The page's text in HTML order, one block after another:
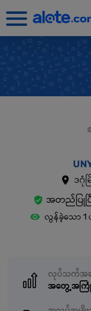
ဒဂုံ
အတည်ပြုပ
လွန်ခဲ့သော
လုပ်သက်အ
အတွေ့အက